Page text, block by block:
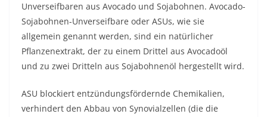
Unverseifbaren aus Avocado und Sojabohnen. Avocado-
Sojabohnen-Unverseifbare oder ASUs, wie sie
allgemein genannt werden, sind ein natürlicher
Pflanzenextrakt, der zu einem Drittel aus Avocadoöl
und zu zwei Dritteln aus Sojabohnenöl hergestellt wird.
ASU blockiert entzündungsfördernde Chemikalien,
verhindert den Abbau von Synovialzellen (die die